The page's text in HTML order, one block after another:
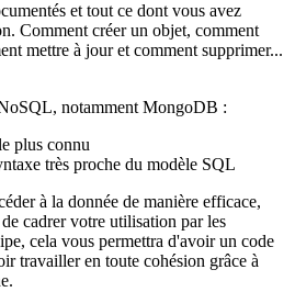
et tout ce dont vous avez
Comment créer un objet, comment
mettre à jour et comment supprimer...
notamment MongoDB :
plus connu
très proche du modèle SQL
à la donnée de manière efficace,
cadrer votre utilisation par les
cela vous permettra d'avoir un code
travailler en toute cohésion grâce à